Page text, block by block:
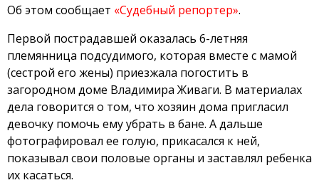
Об этом сообщает «Судебный репортер».
Первой пострадавшей оказалась 6-летняя
племянница подсудимого, которая вместе с мамой
(сестрой его жены) приезжала погостить в
загородном доме Владимира Живаги. В материалах
дела говорится о том, что хозяин дома пригласил
девочку помочь ему убрать в бане. А дальше
фотографировал ее голую, прикасался к ней,
показывал свои половые органы и заставлял ребенка
их касаться.